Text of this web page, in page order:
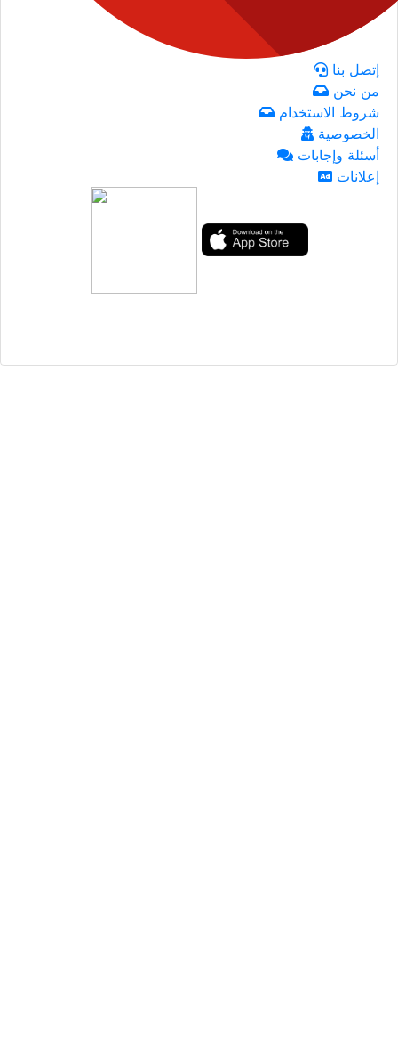
إتصل بنا
من نحن
شروط الاستخدام
الخصوصية
أسئلة وإجابات
إعلانات